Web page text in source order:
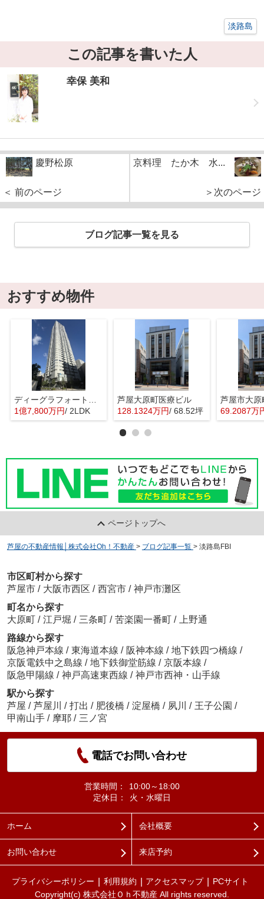
淡路島
この記事を書いた人
幸保 美和
慶野松原
＜ 前のページ
京料理 たか木 水...
＞次のページ
ブログ記事一覧を見る
おすすめ物件
1億7,800万円/ 2LDK
芦屋大原町医療ビル
128.1324万円/ 68.52坪 69.2087万
ページトップへ
芦屋の不動産情報│株式会社Oh！不動産 > ブログ記事一覧 > 淡路島FBI
市区町村から探す
芦屋市 / 大阪市西区 / 西宮市 / 神戸市灘区
町名から探す
大原町 / 江戸堀 / 三条町 / 苦楽園一番町 / 上野通
路線から探す
阪急神戸本線 / 東海道本線 / 阪神本線 / 地下鉄四つ橋線 /
京阪電鉄中之島線 / 地下鉄御堂筋線 / 京阪本線 /
阪急甲陽線 / 神戸高速東西線 / 神戸市西神・山手線
駅から探す
芦屋 / 芦屋川 / 打出 / 肥後橋 / 淀屋橋 / 夙川 / 王子公園 /
甲南山手 / 摩耶 / 三ノ宮
電話でお問い合わせ
営業時間：
10:00～18:00
定休日：
火・水曜日
ホーム 会社概要
お問い合わせ 来店予約
プライバシーポリシー 利用規約 アクセスマップ
PCサイト
Copyright(c) 株式会社Ｏｈ不動産 All rights reserved.